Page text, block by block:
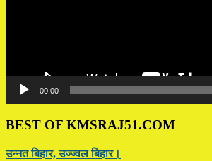
00:00
BEST OF KMSRAJ51.COM
उन्नत बिहार, उज्ज्वल बिहार।